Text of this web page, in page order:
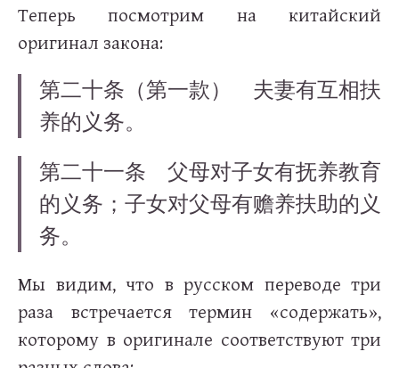
Теперь посмотрим на китайский
оригинал закона:
第二十条（第一款） 夫妻有互相扶
养的义务。
第二十一条 父母对子女有抚养教育
的义务；子女对父母有赡养扶助的义
务。
Мы видим, что в русском переводе три
раза встречается термин «содержать»,
которому в оригинале соответствуют три